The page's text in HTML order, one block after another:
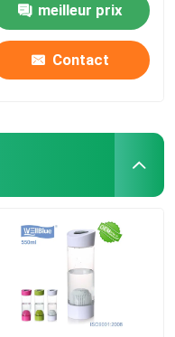
meilleur prix
Contact